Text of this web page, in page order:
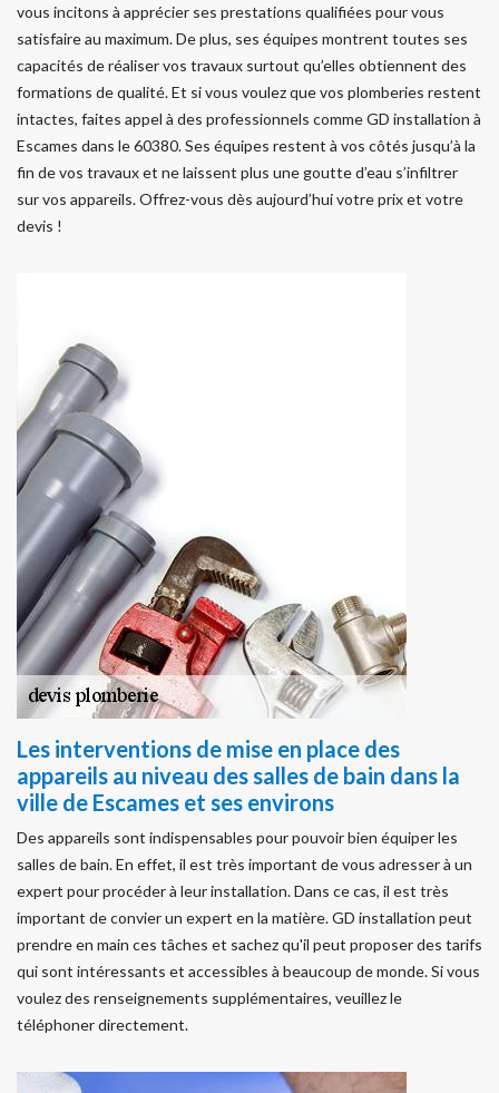
vous incitons à apprécier ses prestations qualifiées pour vous
satisfaire au maximum. De plus, ses équipes montrent toutes ses
capacités de réaliser vos travaux surtout qu’elles obtiennent des
formations de qualité. Et si vous voulez que vos plomberies restent
intactes, faites appel à des professionnels comme GD installation à
Escames dans le 60380. Ses équipes restent à vos côtés jusqu’à la
fin de vos travaux et ne laissent plus une goutte d’eau s’infiltrer
sur vos appareils. Offrez-vous dès aujourd’hui votre prix et votre
devis !
Les interventions de mise en place des
appareils au niveau des salles de bain dans la
ville de Escames et ses environs
Des appareils sont indispensables pour pouvoir bien équiper les
salles de bain. En effet, il est très important de vous adresser à un
expert pour procéder à leur installation. Dans ce cas, il est très
important de convier un expert en la matière. GD installation peut
prendre en main ces tâches et sachez qu'il peut proposer des tarifs
qui sont intéressants et accessibles à beaucoup de monde. Si vous
voulez des renseignements supplémentaires, veuillez le
téléphoner directement.